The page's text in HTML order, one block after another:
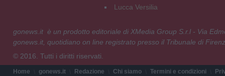
Lucca Versilia
gonews.it è un prodotto editoriale di XMedia Group S.r.l - Via
gonews.it, quotidiano on line registrato presso il Tribunale di
© 2016. Tutti i diritti riservati.
Home gonews.it Redazione Chi siamo Termini e condizioni